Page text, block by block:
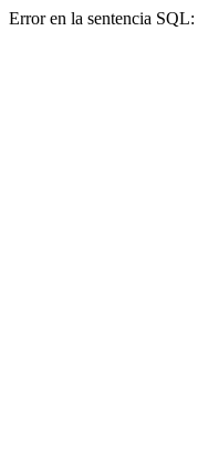
Error en la sentencia